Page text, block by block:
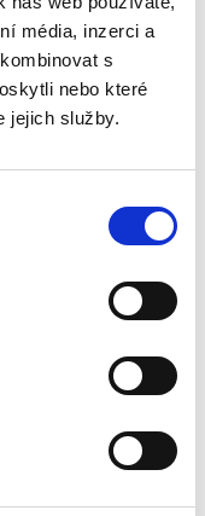
média, inzerci a
s
nebo které
jejich služby.
právní
není
zákona o
věnují